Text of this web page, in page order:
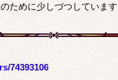
ために少しづつしていま
74393106